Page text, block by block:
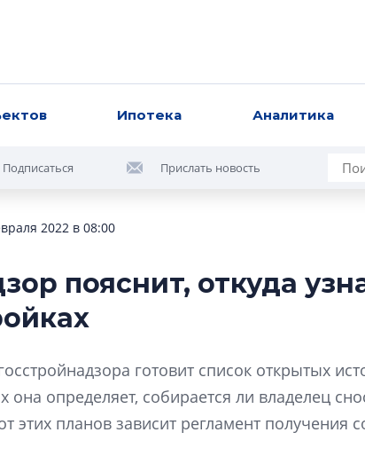
Ипотека Аналитика
Подписаться Прислать новость
2022 в 08:00
пояснит, откуда
готовит список открытых
определяет, собирается ли владелец
этих планов зависит регламент получения